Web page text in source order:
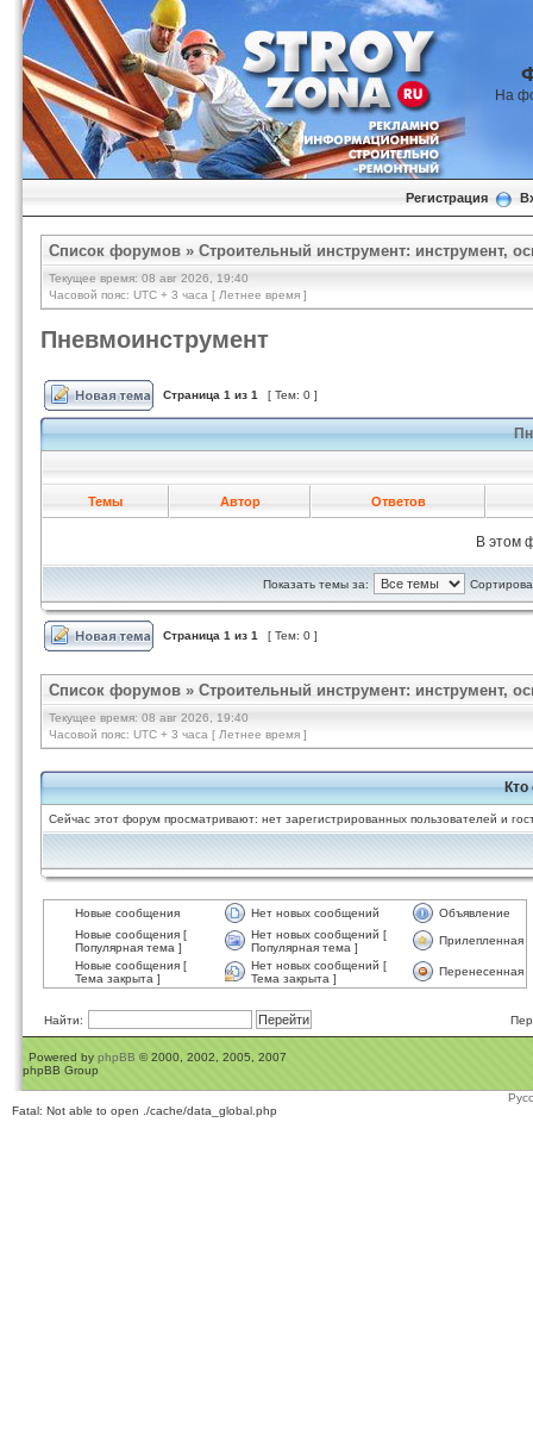
На
Регистрация
Список форумов » Строительный инструмент: инструмент,
Текущее время: 08 авг 2026, 19:40
Часовой пояс: UTC + 3 часа [ Летнее время ]
Пневмоинструмент
Страница 1 из 1 [ Тем: 0 ]
Темы Автор Ответов
В этом
Показать темы за:
Страница 1 из 1 [ Тем: 0 ]
Список форумов » Строительный инструмент: инструмент,
Текущее время: 08 авг 2026, 19:40
Часовой пояс: UTC + 3 часа [ Летнее время ]
Кто
Сейчас этот форум просматривают: нет зарегистрированных пользователей и
Новые сообщения Нет новых сообщений
Объявление
Новые сообщения [
Популярная тема ]
Нет новых сообщений [
Популярная тема ]
Прилепленная
Новые сообщения [
Тема закрыта ]
Нет новых сообщений [
Тема закрыта ]
Перенесенная
Найти:
Powered by phpBB © 2000, 2002, 2005, 2007
phpBB Group
Fatal: Not able to open ./cache/data_global.php